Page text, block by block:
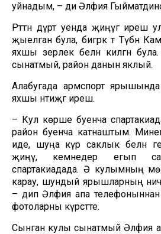
уйнадым, – ди Әлфия
Рәттән дүрт уенда җиңүгә ирешә
җыелган була, бигрәк тә Түбән
яхшы әзерлек белән килгән
сынатмый, район данын яклый.
Алабугада армспорт
яхшы нәтиҗәгә ирешә.
– Кул көрәше буенча
район буенча катнаштым.
иде, шуңа күрә саклык белән
җиңү, кемнедер егып
спартакиадада. Ә кулымның
карау, шундый ярышларның
– дип Әлфия апа
фотоларны күрсәтте.
Сынган кулы сынатмый Әлфия